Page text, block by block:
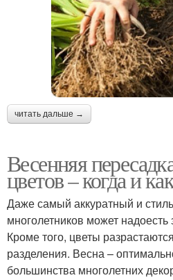
читать дальше →
Весенняя
цветов – когда и
Даже самый аккуратный и
многолетников может надоесть
Кроме того, цветы
разделения. Весна –
большинства многолетних